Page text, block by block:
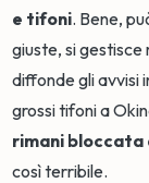
e tifoni. Bene,
giuste, si
diffonde gli avvisi
grossi tifoni a
rimani bloccata
così terribile.